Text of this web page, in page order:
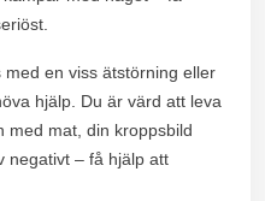
en viss ätstörning eller
hjälp. Du är värd att leva
med mat, din kroppsbild
negativt – få hjälp att